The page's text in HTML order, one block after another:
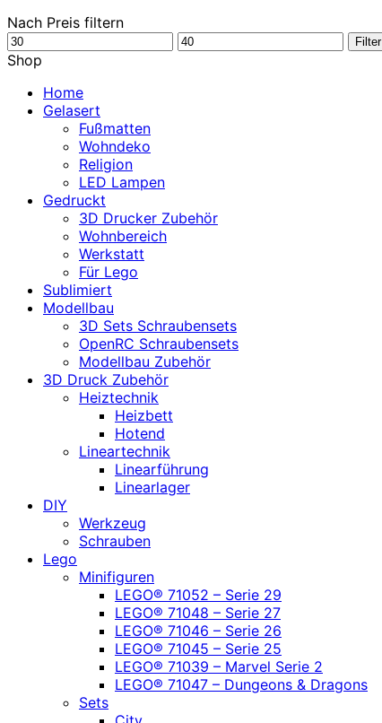
Nach Preis filtern
Min.
Preis
Max.
Filter
Shop
Home
Gelasert
Fußmatten
Wohndeko
Religion
LED Lampen
Gedruckt
3D Drucker Zubehör
Wohnbereich
Werkstatt
Für Lego
Sublimiert
Modellbau
3D Sets Schraubensets
OpenRC Schraubensets
Modellbau Zubehör
3D Druck Zubehör
Heiztechnik
Heizbett
Hotend
Lineartechnik
Linearführung
Linearlager
DIY
Werkzeug
Schrauben
Lego
Minifiguren
LEGO® 71052 – Serie 29
LEGO® 71048 – Serie 27
LEGO® 71046 – Serie 26
LEGO® 71045 – Serie 25
LEGO® 71039 – Marvel Serie 2
LEGO® 71047 – Dungeons & Dragons
Sets